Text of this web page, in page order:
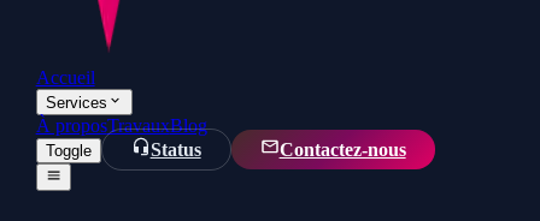
Accueil
Services
À proposTravauxBlog
Toggle Status Contactez-nous